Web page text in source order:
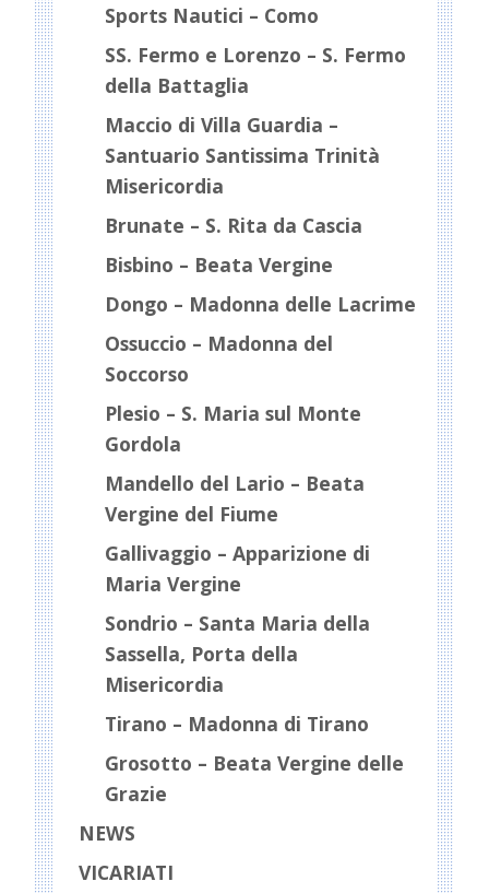
Sports Nautici – Como
SS. Fermo e Lorenzo – S. Fermo
della Battaglia
Maccio di Villa Guardia –
Santuario Santissima Trinità
Misericordia
Brunate – S. Rita da Cascia
Bisbino – Beata Vergine
Dongo – Madonna delle Lacrime
Ossuccio – Madonna del
Soccorso
Plesio – S. Maria sul Monte
Gordola
Mandello del Lario – Beata
Vergine del Fiume
Gallivaggio – Apparizione di
Maria Vergine
Sondrio – Santa Maria della
Sassella, Porta della
Misericordia
Tirano – Madonna di Tirano
Grosotto – Beata Vergine delle
Grazie
NEWS
VICARIATI